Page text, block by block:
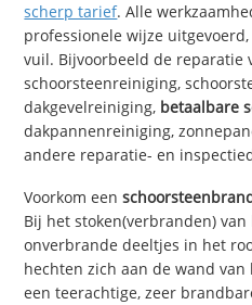
scherp tarief. Alle
professionele wijze
vuil. Bijvoorbeeld de reparatie
schoorsteenreiniging,
dakgevelreiniging, betaalbare
dakpannenreiniging,
andere reparatie- en
Voorkom een
Bij het stoken(verbranden)
onverbrande deeltjes in het
hechten zich aan de wand
een teerachtige, zeer